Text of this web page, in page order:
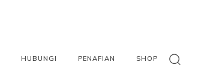
HUBUNGI PENAFIAN SHOP